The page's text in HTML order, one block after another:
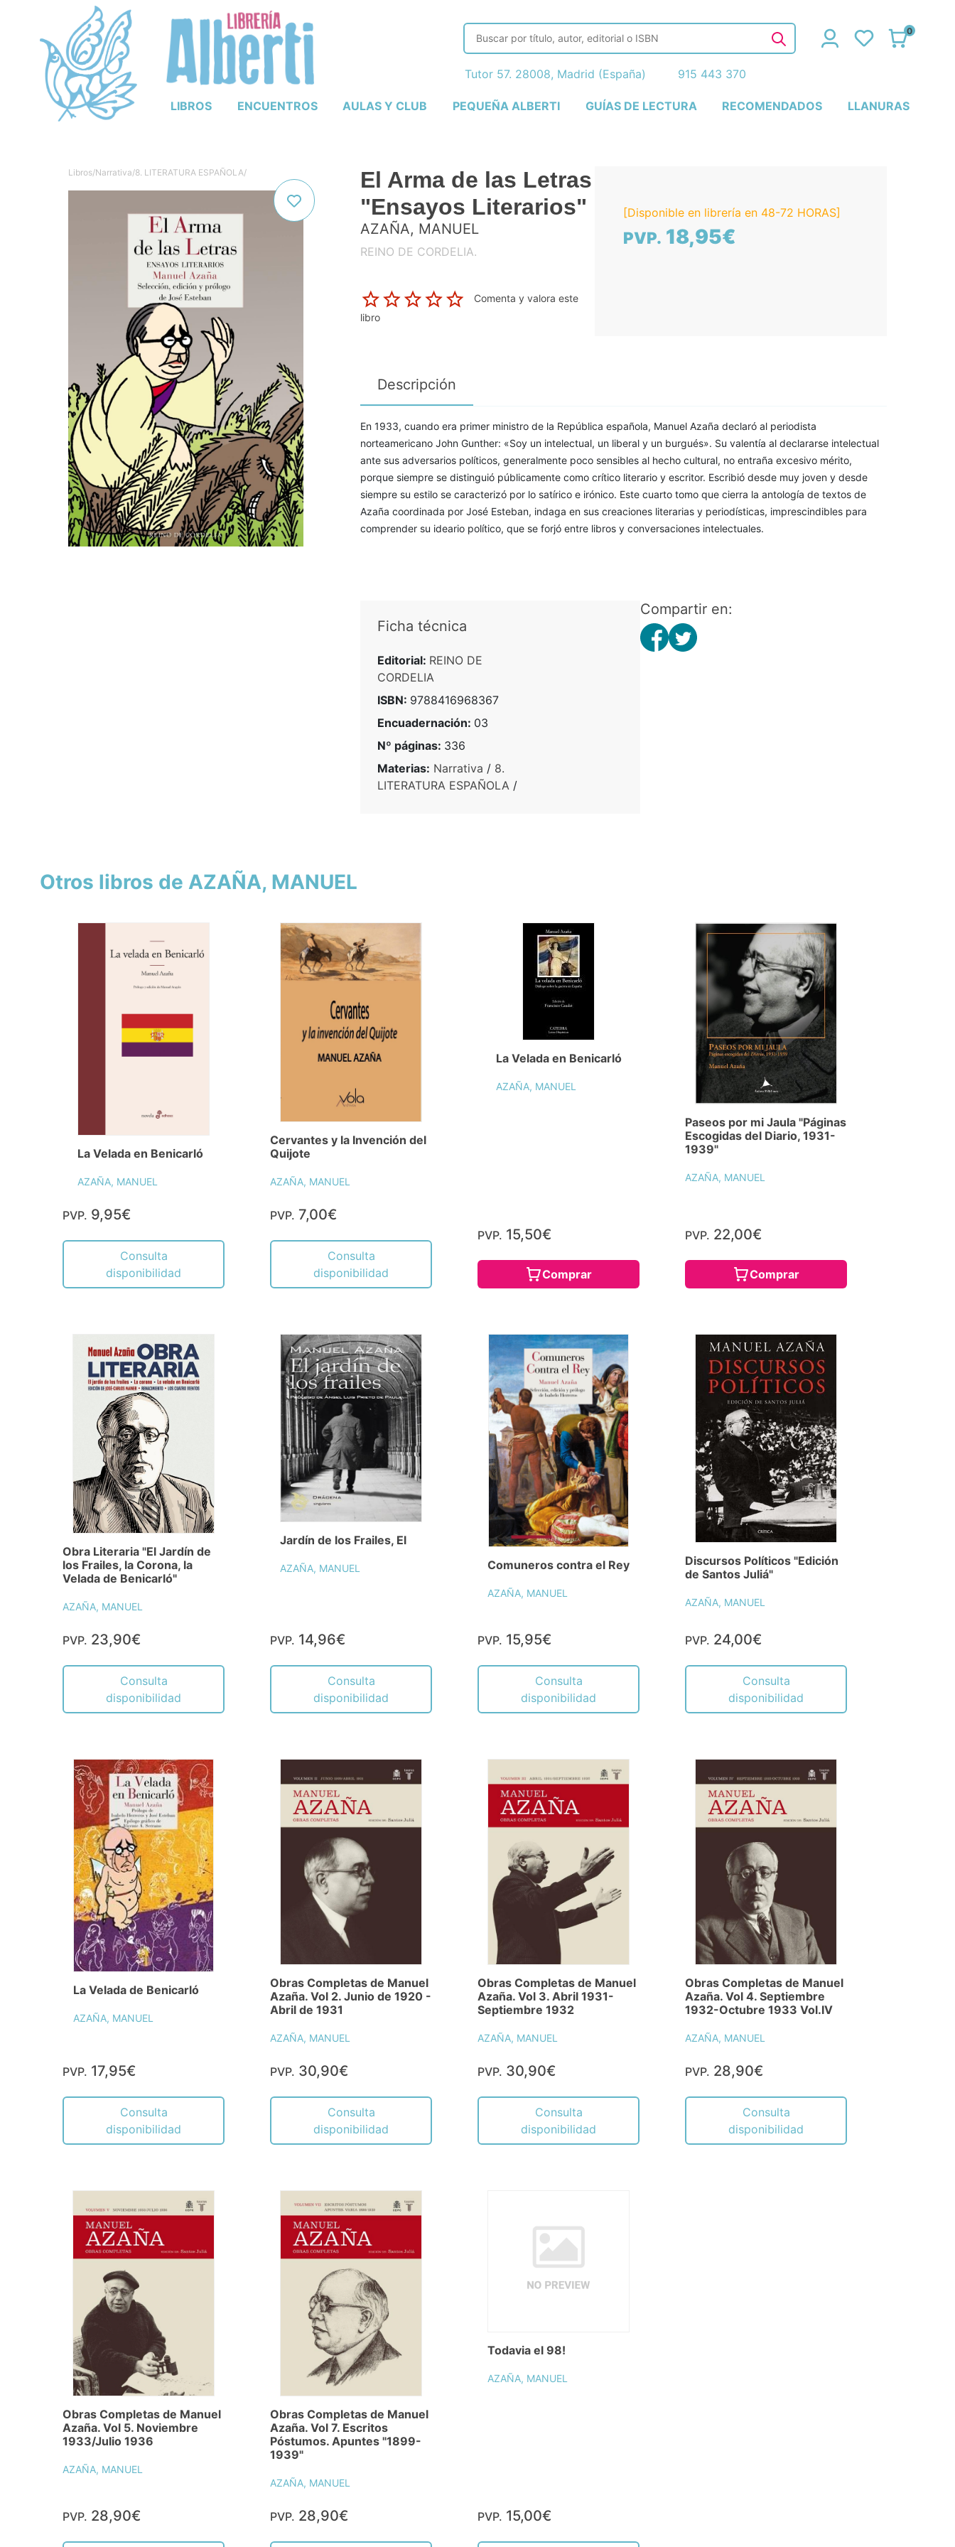
LIBROS ENCUENTROS AULAS Y CLUB PEQUEÑA ALBERTI GUÍAS DE LECTURA RECOMENDADOS LLANURAS
0
Tutor 57. 28008, Madrid (España) 915 443 370
Libros/Narrativa/8. LITERATURA ESPAÑOLA/
El Arma de las Letras
"Ensayos Literarios"
AZAÑA, MANUEL
REINO DE CORDELIA.
Comenta y valora este
libro
[Disponible en librería en 48-72 HORAS]
PVP. 18,95€
Descripción
En 1933, cuando era primer ministro de la República española, Manuel Azaña declaró al periodista
norteamericano John Gunther: «Soy un intelectual, un liberal y un burgués». Su valentía al declararse intelectual
ante sus adversarios políticos, generalmente poco sensibles al hecho cultural, no entraña excesivo mérito,
porque siempre se distinguió públicamente como crítico literario y escritor. Escribió desde muy joven y desde
siempre su estilo se caracterizó por lo satírico e irónico. Este cuarto tomo que cierra la antología de textos de
Azaña coordinada por José Esteban, indaga en sus creaciones literarias y periodísticas, imprescindibles para
comprender su ideario político, que se forjó entre libros y conversaciones intelectuales.
Ficha técnica
Editorial: REINO DE
CORDELIA
ISBN: 9788416968367
Encuadernación: 03
Nº páginas: 336
Materias: Narrativa / 8.
LITERATURA ESPAÑOLA /
Compartir en:
Otros libros de AZAÑA, MANUEL
La Velada en Benicarló
AZAÑA, MANUEL
PVP. 9,95€
Consulta
disponibilidad
Cervantes y la Invención del
Quijote
AZAÑA, MANUEL
PVP. 7,00€
Consulta
disponibilidad
La Velada en Benicarló
AZAÑA, MANUEL
PVP. 15,50€
Comprar
Paseos por mi Jaula "Páginas
Escogidas del Diario, 1931-
1939"
AZAÑA, MANUEL
PVP. 22,00€
Comprar
Obra Literaria "El Jardín de
los Frailes, la Corona, la
Velada de Benicarló"
AZAÑA, MANUEL
PVP. 23,90€
Consulta
disponibilidad
Jardín de los Frailes, El
AZAÑA, MANUEL
PVP. 14,96€
Consulta
disponibilidad
Comuneros contra el Rey
AZAÑA, MANUEL
PVP. 15,95€
Consulta
disponibilidad
Discursos Políticos "Edición
de Santos Juliá"
AZAÑA, MANUEL
PVP. 24,00€
Consulta
disponibilidad
La Velada de Benicarló
AZAÑA, MANUEL
PVP. 17,95€
Consulta
disponibilidad
Obras Completas de Manuel
Azaña. Vol 2. Junio de 1920 -
Abril de 1931
AZAÑA, MANUEL
PVP. 30,90€
Consulta
disponibilidad
Obras Completas de Manuel
Azaña. Vol 3. Abril 1931-
Septiembre 1932
AZAÑA, MANUEL
PVP. 30,90€
Consulta
disponibilidad
Obras Completas de Manuel
Azaña. Vol 4. Septiembre
1932-Octubre 1933 Vol.IV
AZAÑA, MANUEL
PVP. 28,90€
Consulta
disponibilidad
Obras Completas de Manuel
Azaña. Vol 5. Noviembre
1933/Julio 1936
AZAÑA, MANUEL
PVP. 28,90€
Obras Completas de Manuel
Azaña. Vol 7. Escritos
Póstumos. Apuntes "1899-
1939"
AZAÑA, MANUEL
PVP. 28,90€
Todavia el 98!
AZAÑA, MANUEL
PVP. 15,00€